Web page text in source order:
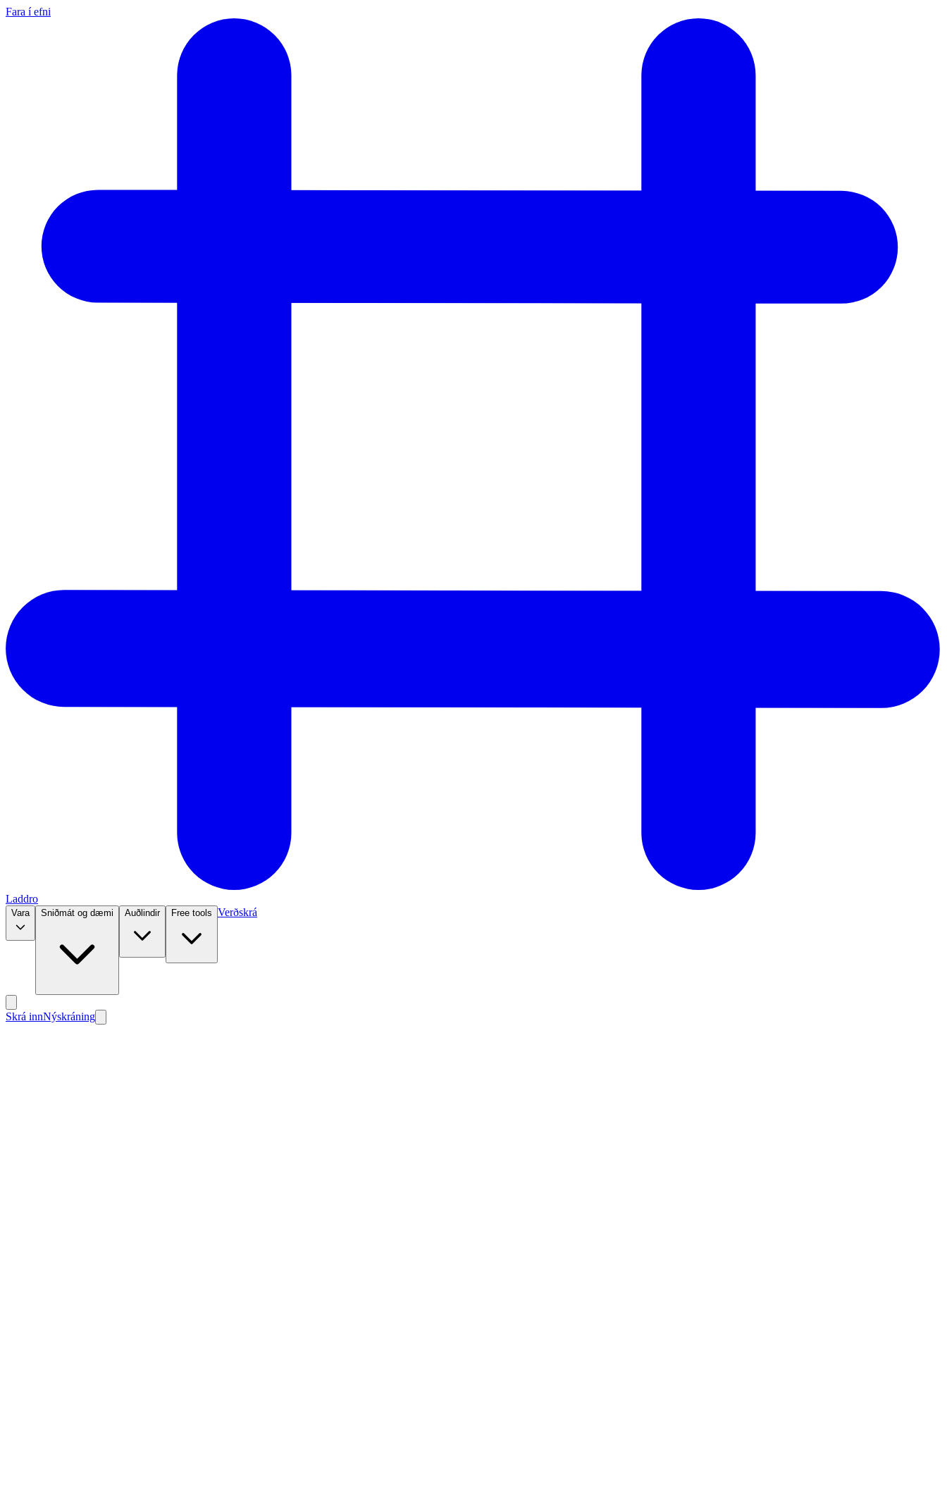
Fara í efni
Laddro
Vara Sniðmát og dæmi Auðlindir Free tools Verðskrá
Skrá innNýskráning